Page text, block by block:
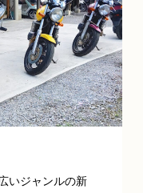
いジャンルの新